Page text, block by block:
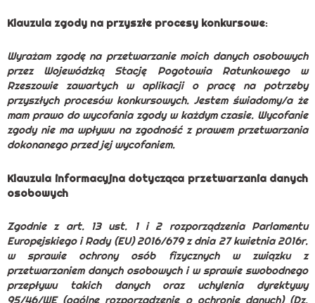
Klauzula zgody na przyszłe procesy konkursowe:
Wyrażam zgodę na przetwarzanie moich danych osobowych
przez Wojewódzką Stację Pogotowia Ratunkowego w
Rzeszowie zawartych w aplikacji o pracę na potrzeby
przyszłych procesów konkursowych. Jestem świadomy/a że
mam prawo do wycofania zgody w każdym czasie. Wycofanie
zgody nie ma wpływu na zgodność z prawem przetwarzania
dokonanego przed jej wycofaniem.
Klauzula informacyjna dotycząca przetwarzania danych
osobowych
Zgodnie z art. 13 ust. 1 i 2 rozporządzenia Parlamentu
Europejskiego i Rady (EU) 2016/679 z dnia 27 kwietnia 2016r.
w sprawie ochrony osób fizycznych w związku z
przetwarzaniem danych osobowych i w sprawie swobodnego
przepływu takich danych oraz uchylenia dyrektywy
95/46/WE (ogólne rozporządzenie o ochronie danych) (Dz.